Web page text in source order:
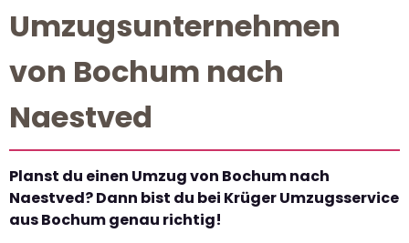
Umzugsunternehmen
von Bochum nach
Naestved
Planst du einen Umzug von Bochum nach
Naestved? Dann bist du bei Krüger Umzugsservice
aus Bochum genau richtig!